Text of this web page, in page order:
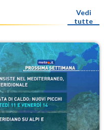
Vedi
tutte